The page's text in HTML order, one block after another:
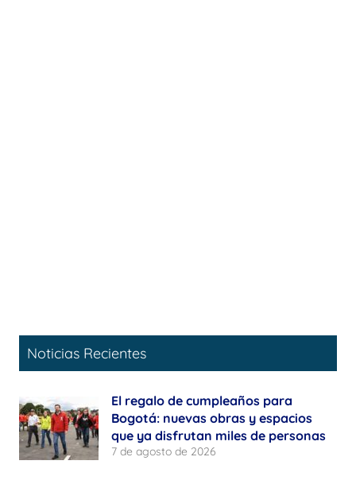
Noticias Recientes
El regalo de cumpleaños para
Bogotá: nuevas obras y espacios
que ya disfrutan miles de personas
7 de agosto de 2026